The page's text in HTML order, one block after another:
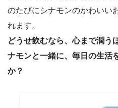
のたびにシナモンのかわいい
れます。
どうせ飲むなら、心まで潤う
ナモンと一緒に、毎日の生活
か？